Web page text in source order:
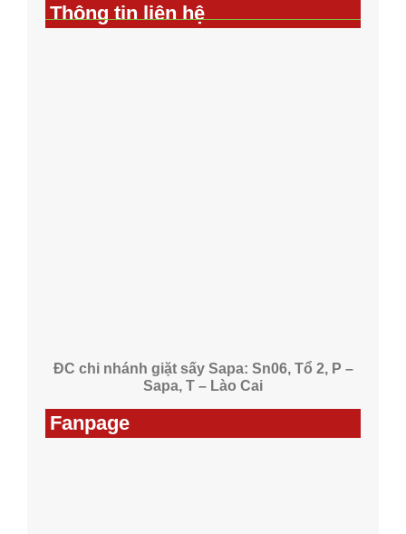
Thông tin liên hệ
ĐC chi nhánh giặt sấy Sapa: Sn06, Tổ 2, P –
Sapa, T – Lào Cai
Fanpage